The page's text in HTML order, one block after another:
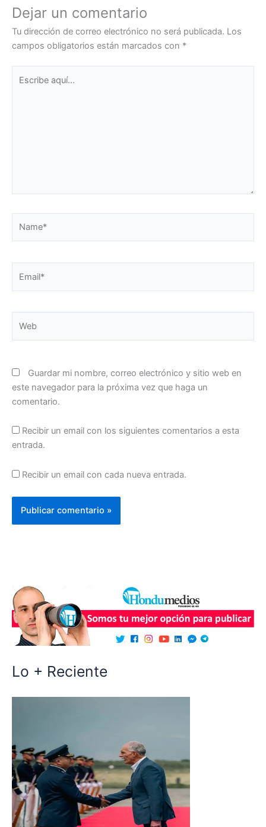
Dejar un comentario
Tu dirección de correo electrónico no será publicada. Los
campos obligatorios están marcados con *
aquí...
Guardar mi nombre, correo electrónico y sitio web en
este navegador para la próxima vez que haga un
comentario.
Recibir un email con los siguientes comentarios a esta
entrada.
Recibir un email con cada nueva entrada.
Lo + Reciente